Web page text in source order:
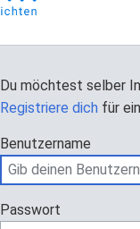
Du möchtest selber
Registriere dich für
Benutzername
Passwort